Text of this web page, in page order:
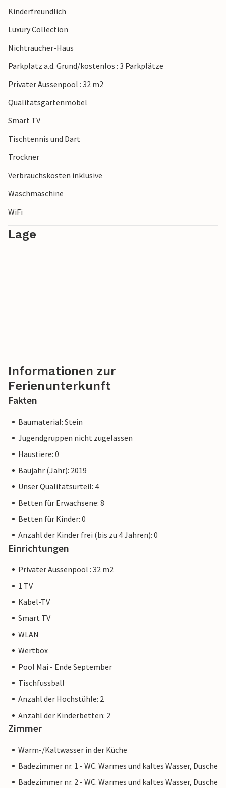
Kinderfreundlich
Luxury Collection
Nichtraucher-Haus
Parkplatz a.d. Grund/kostenlos : 3 Parkplätze
Privater Aussenpool : 32 m2
Qualitätsgartenmöbel
Smart TV
Tischtennis und Dart
Trockner
Verbrauchskosten inklusive
Waschmaschine
WiFi
Lage
Informationen zur
Ferienunterkunft
Fakten
Baumaterial: Stein
Jugendgruppen nicht zugelassen
Haustiere: 0
Baujahr (Jahr): 2019
Unser Qualitätsurteil: 4
Betten für Erwachsene: 8
Betten für Kinder: 0
Anzahl der Kinder frei (bis zu 4 Jahren): 0
Einrichtungen
Privater Aussenpool : 32 m2
1 TV
Kabel-TV
Smart TV
WLAN
Wertbox
Pool Mai - Ende September
Tischfussball
Anzahl der Hochstühle: 2
Anzahl der Kinderbetten: 2
Zimmer
Warm-/Kaltwasser in der Küche
Badezimmer nr. 1 - WC. Warmes und kaltes Wasser, Dusche
Badezimmer nr. 2 - WC. Warmes und kaltes Wasser, Dusche